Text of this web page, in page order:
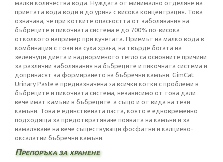
малки количества вода. Нуждата от минимално отделяне на
приетата вода води и до урина с висока концентрация. Това
означава, че при котките опасността от заболявания на
бъбреците и пикочната система е до 700% по-висока
отколкото например при кучетата. Приемът на малко вода в
комбинация с този на суха храна, на твърде богата на
зеленчуци диета и наднорменото тегло са основните причини
за различни заболявания на бъбреците и пикочната система и
допринасят за формирането на бъбречни камъни. GimCat
Urinary Paste е предназначена за всички котки с проблеми в
бъбреците и пикочната система, независимо от това дали
вече имат камъни в бъбреците, а също и от вида на тези
камъни. Това е единствената паста, която е едновременно
подходяща за предотвратяване появата на камъни и за
намаляване на вече съществуващи фосфатни и калциево-
оксалатни бъбречни камъни.
Препоръка за хранене